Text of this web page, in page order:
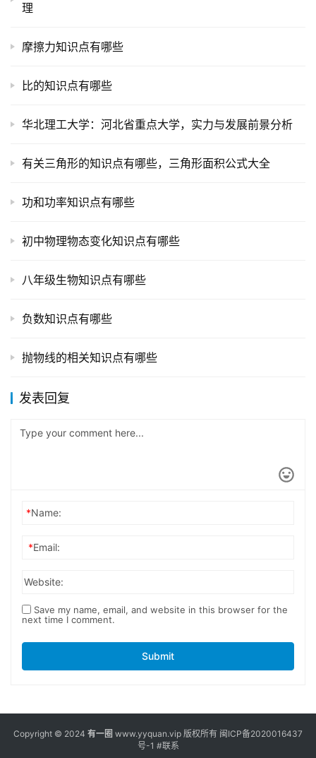
理
摩擦力知识点有哪些
比的知识点有哪些
华北理工大学：河北省重点大学，实力与发展前景分析
有关三角形的知识点有哪些，三角形面积公式大全
功和功率知识点有哪些
初中物理物态变化知识点有哪些
八年级生物知识点有哪些
负数知识点有哪些
抛物线的相关知识点有哪些
发表回复
*Name:
*Email:
Website:
Save my name, email, and website in this browser for the
next time I comment.
Submit
Copyright © 2024 有一圈 www.yyquan.vip 版权所有 闽ICP备2020016437
号-1 #联系